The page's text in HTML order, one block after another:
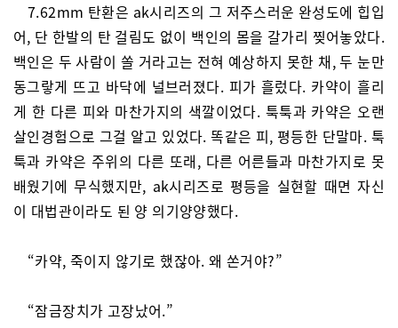
7.62mm 탄환은 ak시리즈의 그 저주스러운 완성도에 힙입
어, 단 한발의 탄 걸림도 없이 백인의 몸을 갈가리 찢어놓았다.
백인은 두 사람이 쏠 거라고는 전혀 예상하지 못한 채, 두 눈만
동그랗게 뜨고 바닥에 널브러졌다. 피가 흘렀다. 카약이 흘리
게 한 다른 피와 마찬가지의 색깔이었다. 툭툭과 카약은 오랜
살인경험으로 그걸 알고 있었다. 똑같은 피, 평등한 단말마. 툭
툭과 카약은 주위의 다른 또래, 다른 어른들과 마찬가지로 못
배웠기에 무식했지만, ak시리즈로 평등을 실현할 때면 자신
이 대법관이라도 된 양 의기양양했다.
“카약, 죽이지 않기로 했잖아. 왜 쏜거야?”
“잠금장치가 고장났어.”